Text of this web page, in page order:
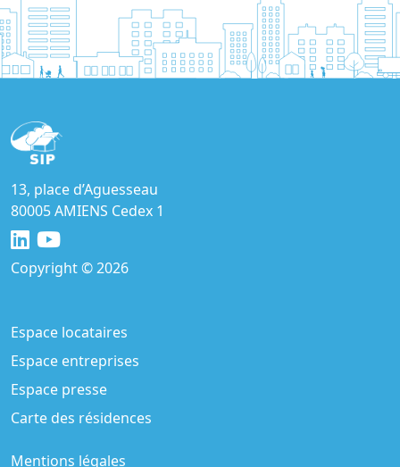
13, place d’Aguesseau
80005 AMIENS Cedex 1
Copyright © 2026
Espace locataires
Espace entreprises
Espace presse
Carte des résidences
Mentions légales